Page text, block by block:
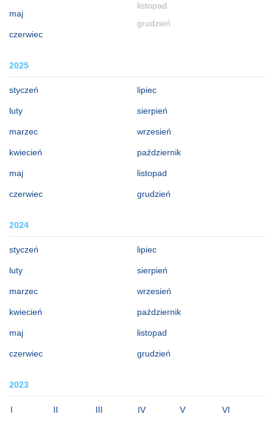
maj
czerwiec
listopad
grudzień
2025
styczeń
luty
marzec
kwiecień
maj
czerwiec
lipiec
sierpień
wrzesień
październik
listopad
grudzień
2024
styczeń
luty
marzec
kwiecień
maj
czerwiec
lipiec
sierpień
wrzesień
październik
listopad
grudzień
2023
I II III IV V VI